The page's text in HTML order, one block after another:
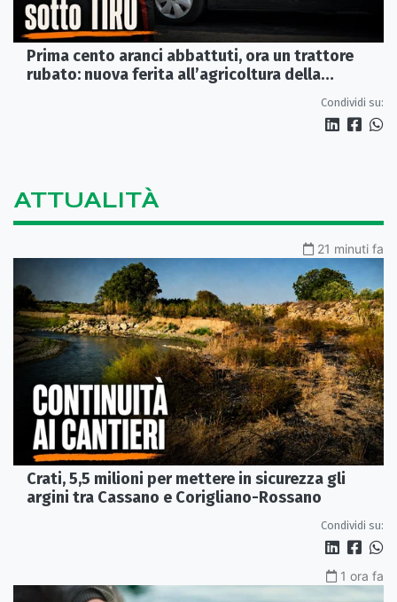
Prima cento aranci abbattuti, ora un trattore
rubato: nuova ferita all’agricoltura della
Condividi su:
ATTUALITÀ
21 minuti fa
Crati, 5,5 milioni per mettere in sicurezza gli
argini tra Cassano e Corigliano-Rossano
Condividi su:
1 ora fa